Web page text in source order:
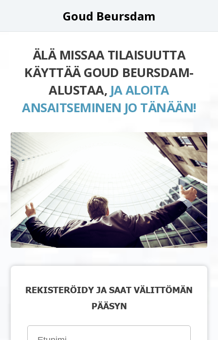
Goud Beursdam
ÄLÄ MISSAA TILAISUUTTA
KÄYTTÄÄ GOUD BEURSDAM-
ALUSTAA, JA ALOITA
ANSAITSEMINEN JO TÄNÄÄN!
REKISTERÖIDY JA SAAT VÄLITTÖMÄN
PÄÄSYN